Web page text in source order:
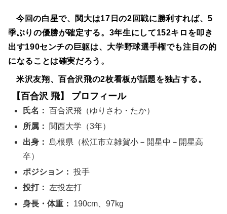
今回の白星で、関大は17日の2回戦に勝利すれば、5
季ぶりの優勝が確定する。3年生にして152キロを叩き
出す190センチの巨躯は、大学野球選手権でも注目の的
になることは確実だろう。
米沢友翔、百合沢飛の2枚看板が話題を独占する。
【百合沢 飛】 プロフィール
氏名： 百合沢飛（ゆりさわ・たか）
所属：
関西大学（3年）
出身： 島根県（松江市立雑賀小－開星中－開星高
卒）
ポジション： 投手
投打：
左投左打
身長・体重：
190cm、97kg